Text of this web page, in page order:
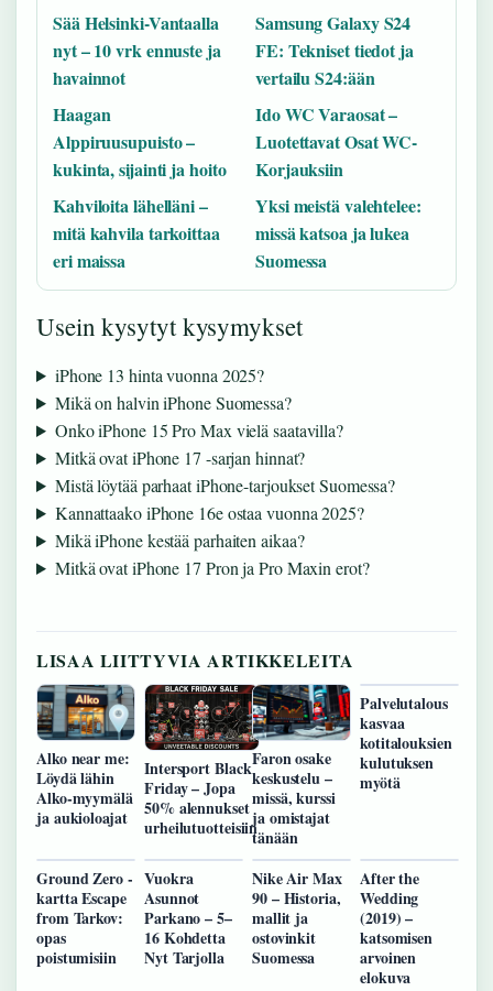
Sää Helsinki-Vantaalla
nyt – 10 vrk ennuste ja
havainnot
Samsung Galaxy S24
FE: Tekniset tiedot ja
vertailu S24:ään
Haagan
Alppiruusupuisto –
kukinta, sijainti ja hoito
Ido WC Varaosat –
Luotettavat Osat WC-
Korjauksiin
Kahviloita lähelläni –
mitä kahvila tarkoittaa
eri maissa
Yksi meistä valehtelee:
missä katsoa ja lukea
Suomessa
Usein kysytyt kysymykset
iPhone 13 hinta vuonna 2025?
Mikä on halvin iPhone Suomessa?
Onko iPhone 15 Pro Max vielä saatavilla?
Mitkä ovat iPhone 17 -sarjan hinnat?
Mistä löytää parhaat iPhone-tarjoukset Suomessa?
Kannattaako iPhone 16e ostaa vuonna 2025?
Mikä iPhone kestää parhaiten aikaa?
Mitkä ovat iPhone 17 Pron ja Pro Maxin erot?
LISAA LIITTYVIA ARTIKKELEITA
Alko near me:
Löydä lähin
Alko-myymälä
ja aukioloajat
Intersport Black
Friday – Jopa
50% alennukset
urheilutuotteisiin
Faron osake
keskustelu –
missä, kurssi
ja omistajat
tänään
Palvelutalous
kasvaa
kotitalouksien
kulutuksen
myötä
Ground Zero -
kartta Escape
from Tarkov:
opas
poistumisiin
Vuokra
Asunnot
Parkano – 5–
16 Kohdetta
Nyt Tarjolla
Nike Air Max
90 – Historia,
mallit ja
ostovinkit
Suomessa
After the
Wedding
(2019) –
katsomisen
arvoinen
elokuva